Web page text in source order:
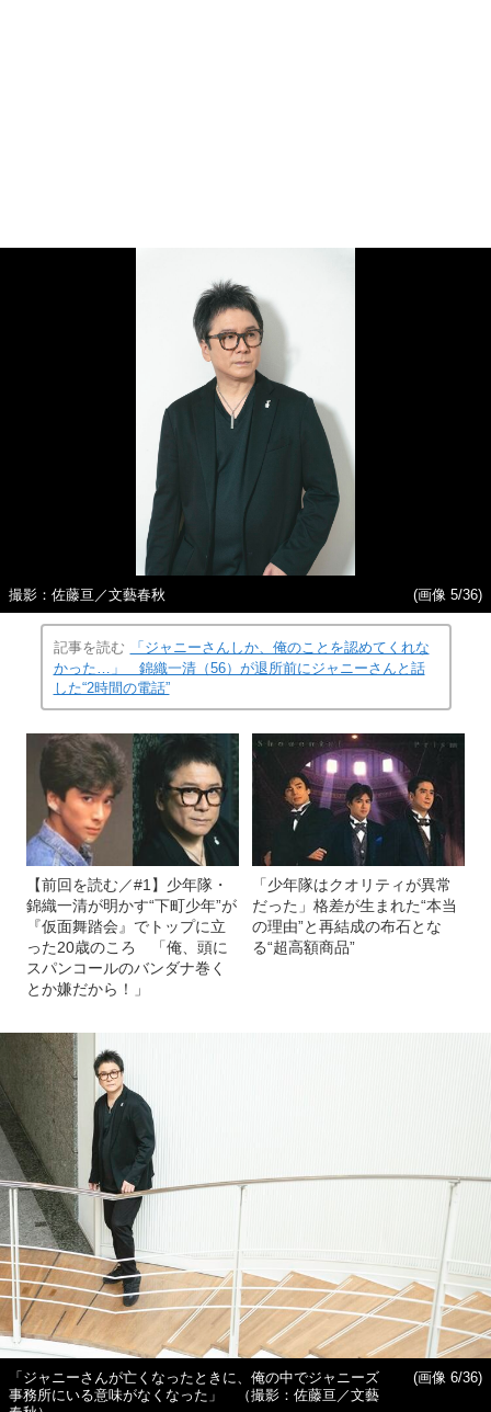
撮影：佐藤亘／文藝春秋 (画像 5/36)
記事を読む
「ジャニーさんしか、俺のことを認めてくれな
かった…」 錦織一清（56）が退所前にジャニーさんと話
した“2時間の電話”
【前回を読む／#1】少年隊・
錦織一清が明かす“下町少年”が
『仮面舞踏会』でトップに立
った20歳のころ 「俺、頭に
スパンコールのバンダナ巻く
とか嫌だから！」
「少年隊はクオリティが異常
だった」格差が生まれた“本当
の理由”と再結成の布石とな
る“超高額商品”
「ジャニーさんが亡くなったときに、俺の中でジャニーズ
事務所にいる意味がなくなった」 （撮影：佐藤亘／文藝
(画像 6/36)